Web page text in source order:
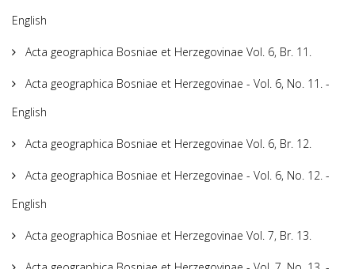
English
Acta geographica Bosniae et Herzegovinae Vol. 6, Br. 11.
Acta geographica Bosniae et Herzegovinae - Vol. 6, No. 11. -
English
Acta geographica Bosniae et Herzegovinae Vol. 6, Br. 12.
Acta geographica Bosniae et Herzegovinae - Vol. 6, No. 12. -
English
Acta geographica Bosniae et Herzegovinae Vol. 7, Br. 13.